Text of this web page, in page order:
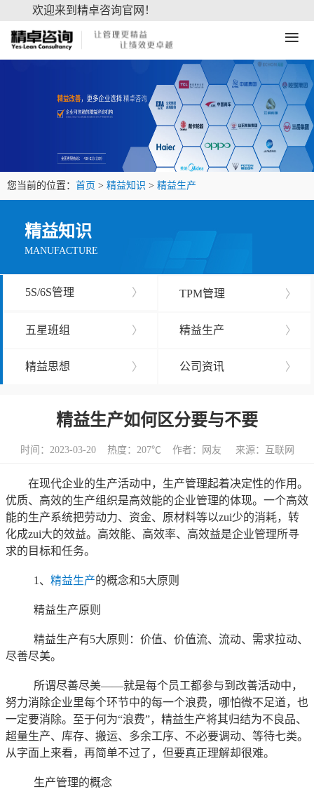
欢迎来到精卓咨询官网！
≡
您当前的位置： 首页 > 精益知识 > 精益生产
精益知识
MANUFACTURE
5S/6S管理 〉 TPM管理 〉
五星班组 〉 精益生产 〉
精益思想 〉 公司资讯 〉
精益生产如何区分要与不要
时间：2023-03-20 热度： 207℃ 作者：网友 来源：互联网
在现代企业的生产活动中，生产管理起着决定性的作用。
优质、高效的生产组织是高效能的企业管理的体现。一个高效
能的生产系统把劳动力、资金、原材料等以zui少的消耗，转
化成zui大的效益。高效能、高效率、高效益是企业管理所寻
求的目标和任务。
1、 精益生产的概念和5大原则
精益生产原则
精益生产有5大原则：价值、价值流、流动、需求拉动、
尽善尽美。
所谓尽善尽美——就是每个员工都参与到改善活动中，
努力消除企业里每个环节中的每一个浪费，哪怕微不足道，也
一定要消除。至于何为“浪费”，精益生产将其归结为不良品、
超量生产、库存、搬运、多余工序、不必要调动、等待七类。
从字面上来看，再简单不过了，但要真正理解却很难。
生产管理的概念